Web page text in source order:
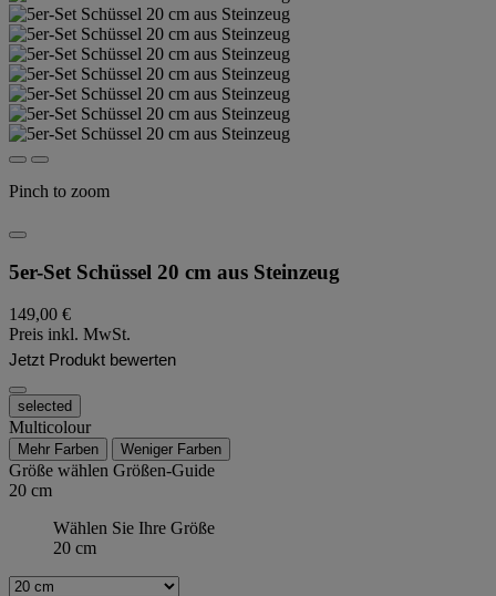
Pinch to zoom
5er-Set Schüssel 20 cm aus Steinzeug
149,00 €
Preis inkl. MwSt.
Jetzt Produkt bewerten
selected
Multicolour
Mehr Farben Weniger Farben
Größe wählen Größen-Guide
20 cm
Wählen Sie Ihre Größe
20 cm